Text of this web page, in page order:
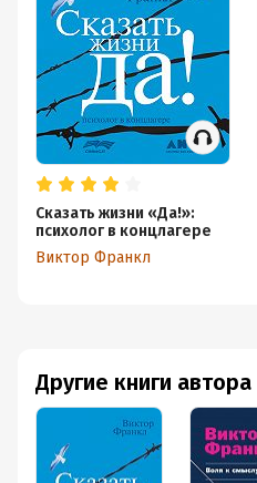
Другие книги автора
Сказать жизни «Да!»:
психолог в концлагере
Виктор Франкл